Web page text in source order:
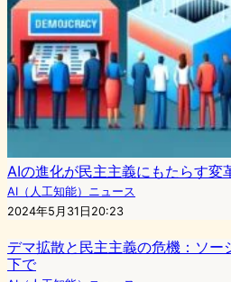
AIの進化が民主主義にもたらす変
AI（人工知能）ニュース
2024年5月31日20:23
デマ拡散と民主主義の危機：ソ
下で